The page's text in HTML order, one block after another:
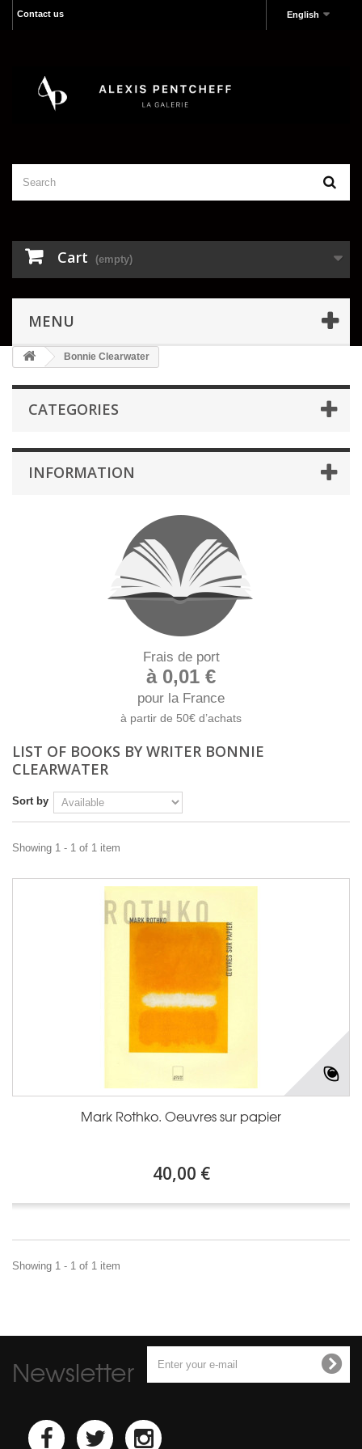
English
Contact us
Cart (empty)
MENU
Bonnie Clearwater
CATEGORIES
INFORMATION
Frais de port
à 0,01 €
pour la France
à partir de 50€ d’achats
LIST OF BOOKS BY WRITER BONNIE
CLEARWATER
Sort by
Showing 1 - 1 of 1 item
Mark Rothko. Oeuvres sur papier
40,00 €
Showing 1 - 1 of 1 item
Newsletter